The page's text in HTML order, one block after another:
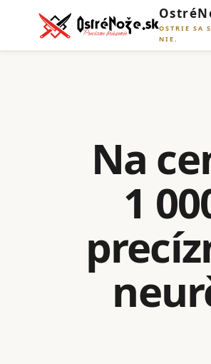
OSTRIE SA
NIE.
Na
1